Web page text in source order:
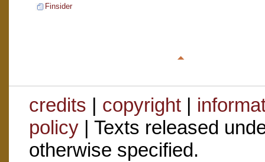
Finsider
credits | copyright|
policy| Texts released
otherwise specified.